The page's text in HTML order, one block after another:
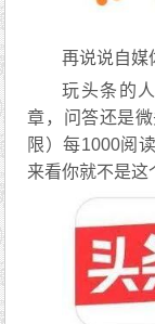
再说说自媒
玩头条的
章，问答还是
限）每1000阅
来看你就不是这